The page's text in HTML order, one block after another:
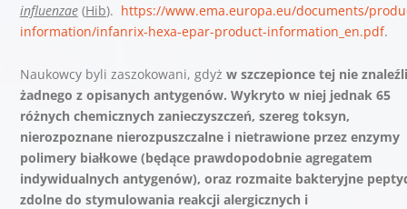
influenzae(Hib). https://www.ema.europa.eu/documents/
information/infanrix-hexa-epar-product-information_en.pdf.
Naukowcy byli zaszokowani, gdyż w szczepionce tej nie znaleźli
żadnego z opisanych antygenów. Wykryto w niej jednak 65
różnych chemicznych zanieczyszczeń, szereg toksyn,
nierozpoznane nierozpuszczalne i nietrawione przez enzymy
polimery białkowe (będące prawdopodobnie agregatem
indywidualnych antygenów), oraz rozmaite bakteryjne
zdolne do stymulowania reakcji alergicznych i